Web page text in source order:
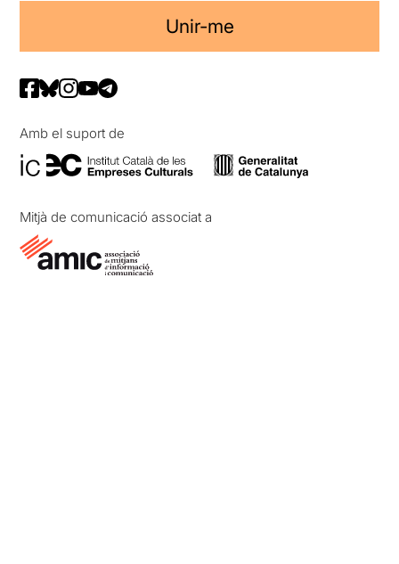
Unir-me
Amb el suport de
Mitjà de comunicació associat a